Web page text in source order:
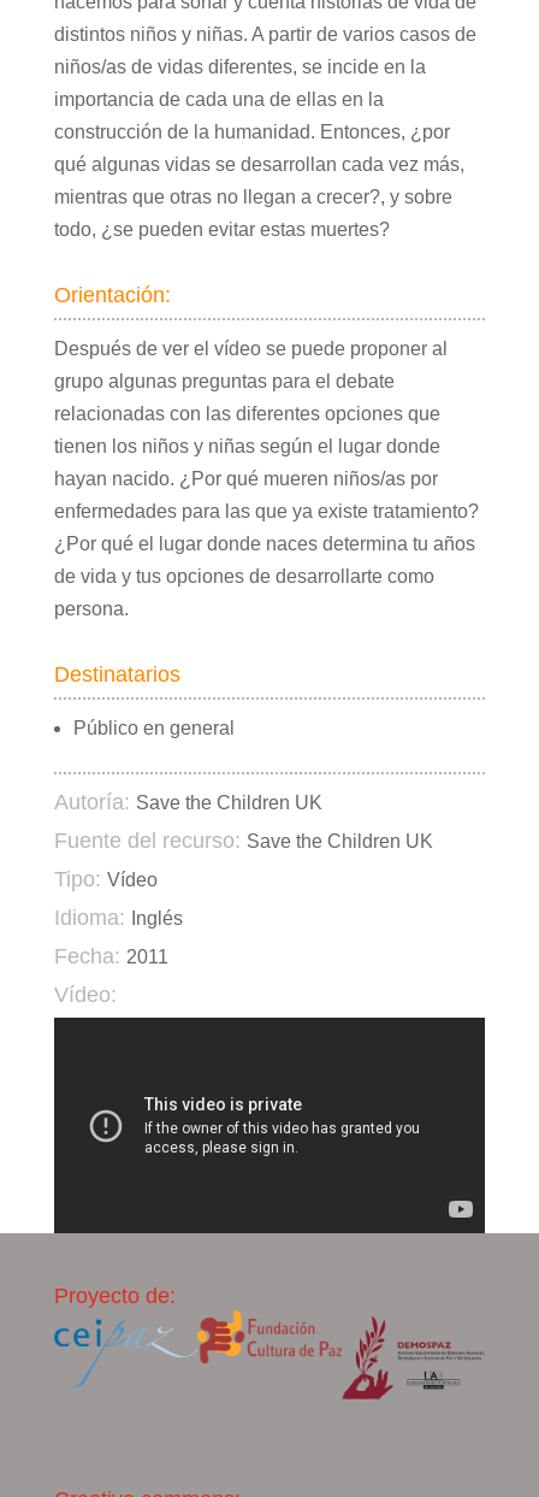
distintos niños y niñas. A partir de varios casos de
niños/as de vidas diferentes, se incide en la
importancia de cada una de ellas en la
construcción de la humanidad. Entonces, ¿por
qué algunas vidas se desarrollan cada vez más,
mientras que otras no llegan a crecer?, y sobre
todo, ¿se pueden evitar estas muertes?
Orientación:
Después de ver el vídeo se puede proponer al
grupo algunas preguntas para el debate
relacionadas con las diferentes opciones que
tienen los niños y niñas según el lugar donde
hayan nacido. ¿Por qué mueren niños/as por
enfermedades para las que ya existe tratamiento?
¿Por qué el lugar donde naces determina tu años
de vida y tus opciones de desarrollarte como
persona.
Destinatarios
Público en general
Autoría: Save the Children UK
Fuente del recurso: Save the Children UK
Tipo: Vídeo
Idioma: Inglés
Fecha: 2011
Vídeo:
Proyecto de: